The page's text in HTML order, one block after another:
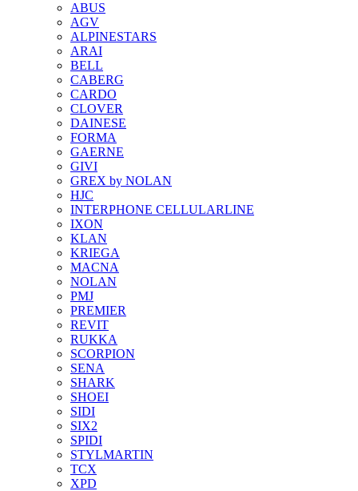
ABUS
AGV
ALPINESTARS
ARAI
BELL
CABERG
CARDO
CLOVER
DAINESE
FORMA
GAERNE
GIVI
GREX by NOLAN
HJC
INTERPHONE CELLULARLINE
IXON
KLAN
KRIEGA
MACNA
NOLAN
PMJ
PREMIER
REVIT
RUKKA
SCORPION
SENA
SHARK
SHOEI
SIDI
SIX2
SPIDI
STYLMARTIN
TCX
XPD